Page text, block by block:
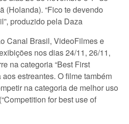
(Holanda). “Fico te devendo
produzido pela Daza
Canal Brasil, VideoFilmes e
nos dias 24/11, 26/11,
na categoria “Best First
estreantes. O filme também
na categoria de melhor uso
for best use of